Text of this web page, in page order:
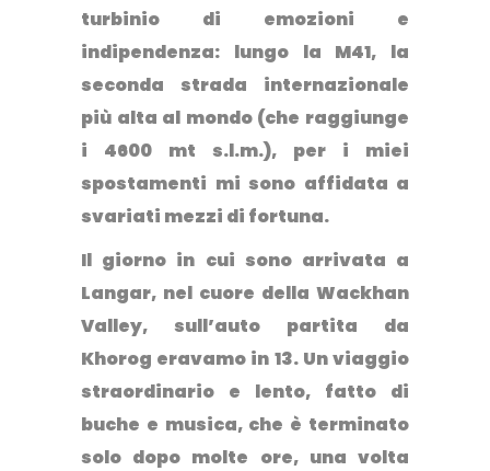
turbinio di emozioni e
indipendenza: lungo la M41, la
seconda strada internazionale
più alta al mondo (che raggiunge
i 4600 mt s.l.m.), per i miei
spostamenti mi sono affidata a
svariati mezzi di fortuna.
Il giorno in cui sono arrivata a
Langar, nel cuore della Wackhan
Valley, sull’auto partita da
Khorog eravamo in 13. Un viaggio
straordinario e lento, fatto di
buche e musica, che è terminato
solo dopo molte ore, una volta